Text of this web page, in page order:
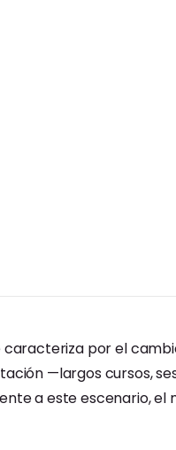
por el
—largos cursos,
a este escenario,